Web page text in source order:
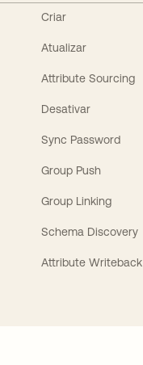
Criar
Atualizar
Attribute Sourcing
Desativar
Sync Password
Group Push
Group Linking
Schema Discovery
Attribute Writeback